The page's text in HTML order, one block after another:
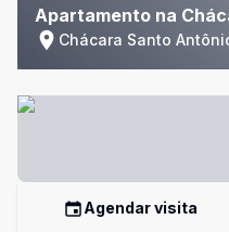
Apartamento na
Chácara Santo
Agendar visita